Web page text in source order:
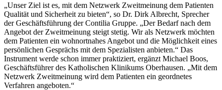
„Unser Ziel ist es, mit dem Netzwerk Zweitmeinung dem Patienten
Qualität und Sicherheit zu bieten“, so Dr. Dirk Albrecht, Sprecher
der Geschäftsführung der Contilia Gruppe. „Der Bedarf nach dem
Angebot der Zweitmeinung steigt stetig. Wir als Netzwerk möchten
dem Patienten ein wohnortnahes Angebot und die Möglichkeit eines
persönlichen Gesprächs mit dem Spezialisten anbieten.“ Das
Instrument werde schon immer praktiziert, ergänzt Michael Boos,
Geschäftsführer des Katholischen Klinikums Oberhausen. „Mit dem
Netzwerk Zweitmeinung wird dem Patienten ein geordnetes
Verfahren angeboten.“